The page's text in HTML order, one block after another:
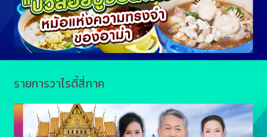
รายการวาไรตี้สี่ภาค